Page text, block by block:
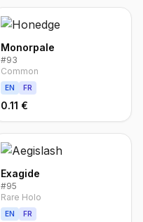
Monorpale
#93
Common
EN FR
0.11 €
Exagide
#95
Rare Holo
EN FR